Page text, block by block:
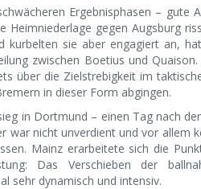
Ergebnisphasen – gute
Heimniederlage gegen Augsburg
kurbelten sie aber engagiert an,
zwischen Boetius und
über die Zielstrebigkeit im
in dieser Form abgingen.
in Dortmund – einen Tag nach
war nicht unverdient und vor allem
Mainz erarbeitete sich die
Das Verschieben der
sehr dynamisch und intensiv.